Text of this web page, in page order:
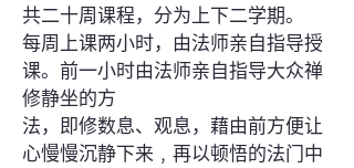
共二十周课程，分为上下二学期。
每周上课两小时，由法师亲自指导授
课。前一小时由法师亲自指导大众禅
修静坐的方
法，即修数息、观息，藉由前方便让​​
心慢慢沉静下来﹐再以顿悟的法门中